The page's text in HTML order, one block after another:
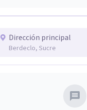
Dirección principal
Berdeclo, Sucre